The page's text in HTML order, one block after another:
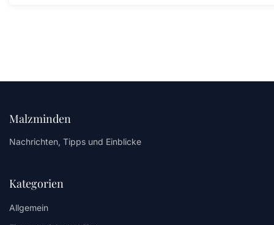
Malzminden
Nachrichten, Tipps und Einblicke
Kategorien
Allgemein